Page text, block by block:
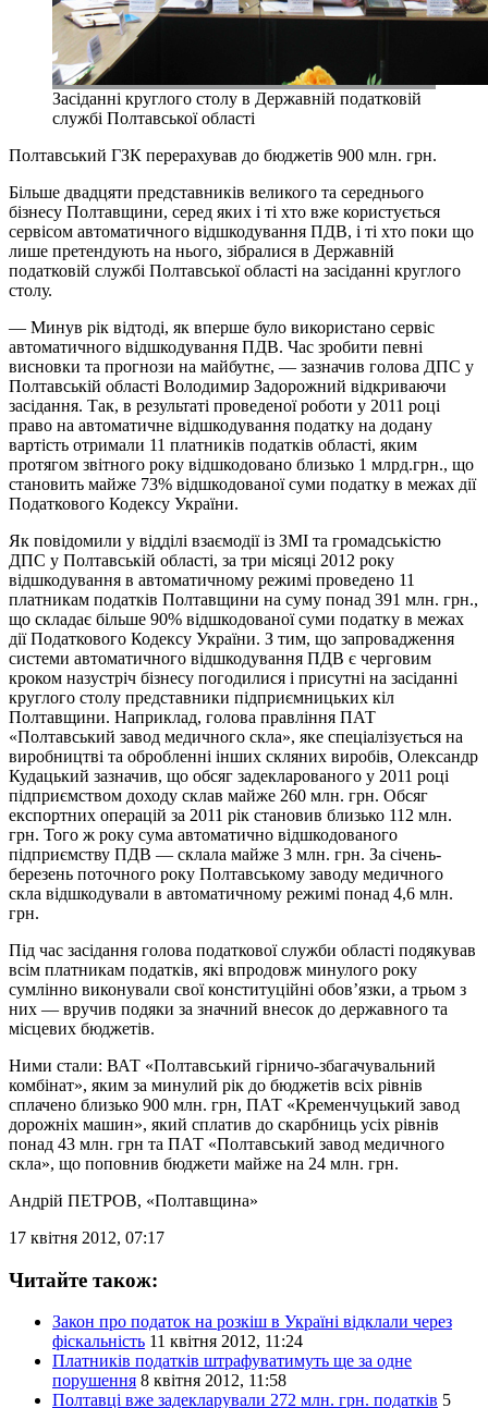
Засіданні круглого столу в Державній податковій
службі Полтавської області
Полтавський ГЗК перерахував до бюджетів 900 млн. грн.
Більше двадцяти представників великого та середнього
бізнесу Полтавщини, серед яких і ті хто вже користується
сервісом автоматичного відшкодування ПДВ, і ті хто поки що
лише претендують на нього, зібралися в Державній
податковій службі Полтавської області на засіданні круглого
столу.
— Минув рік відтоді, як вперше було використано сервіс
автоматичного відшкодування ПДВ. Час зробити певні
висновки та прогнози на майбутнє, — зазначив голова ДПС у
Полтавській області Володимир Задорожний відкриваючи
засідання. Так, в результаті проведеної роботи у 2011 році
право на автоматичне відшкодування податку на додану
вартість отримали 11 платників податків області, яким
протягом звітного року відшкодовано близько 1 млрд.грн., що
становить майже 73% відшкодованої суми податку в межах дії
Податкового Кодексу України.
Як повідомили у відділі взаємодії із ЗМІ та громадськістю
ДПС у Полтавській області, за три місяці 2012 року
відшкодування в автоматичному режимі проведено 11
платникам податків Полтавщини на суму понад 391 млн. грн.,
що складає більше 90% відшкодованої суми податку в межах
дії Податкового Кодексу України. З тим, що запровадження
системи автоматичного відшкодування ПДВ є черговим
кроком назустріч бізнесу погодилися і присутні на засіданні
круглого столу представники підприємницьких кіл
Полтавщини. Наприклад, голова правління ПАТ
«Полтавський завод медичного скла», яке спеціалізується на
виробництві та обробленні інших скляних виробів, Олександр
Кудацький зазначив, що обсяг задекларованого у 2011 році
підприємством доходу склав майже 260 млн. грн. Обсяг
експортних операцій за 2011 рік становив близько 112 млн.
грн. Того ж року сума автоматично відшкодованого
підприємству ПДВ — склала майже 3 млн. грн. За січень-
березень поточного року Полтавському заводу медичного
скла відшкодували в автоматичному режимі понад 4,6 млн.
грн.
Під час засідання голова податкової служби області подякував
всім платникам податків, які впродовж минулого року
сумлінно виконували свої конституційні обов’язки, а трьом з
них — вручив подяки за значний внесок до державного та
місцевих бюджетів.
Ними стали: ВАТ «Полтавський гірничо-збагачувальний
комбінат», яким за минулий рік до бюджетів всіх рівнів
сплачено близько 900 млн. грн, ПАТ «Кременчуцький завод
дорожніх машин», який сплатив до скарбниць усіх рівнів
понад 43 млн. грн та ПАТ «Полтавський завод медичного
скла», що поповнив бюджети майже на 24 млн. грн.
Андрій ПЕТРОВ, «Полтавщина»
17 квітня 2012, 07:17
Читайте також:
Закон про податок на розкіш в Україні відклали через
фіскальність 11 квітня 2012, 11:24
Платників податків штрафуватимуть ще за одне
порушення 8 квітня 2012, 11:58
Полтавці вже задекларували 272 млн. грн. податків 5